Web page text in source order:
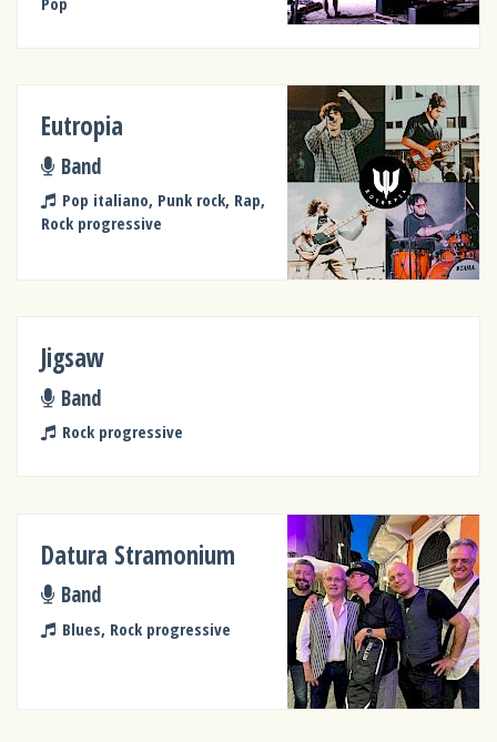
Eutropia
Band
Pop italiano, Punk rock, Rap,
Rock progressive
Jigsaw
Band
Rock progressive
Datura Stramonium
Band
Blues, Rock progressive